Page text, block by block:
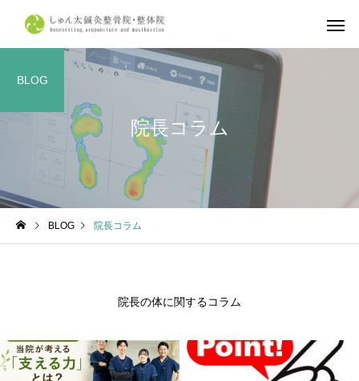
しゅん太式整体
体の症状について
京都市で整体ならしゅん太
不調改善
学生リカバリー整体｜
ら、しゅん太鍼灸整骨
院長コラム
BLOG
BLOG 院長コラム
院長の体に関するコラム